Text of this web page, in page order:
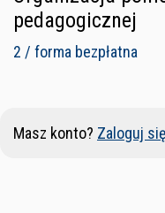
pedagogicznej
2 / forma bezpłatna
Masz konto? Zaloguj się